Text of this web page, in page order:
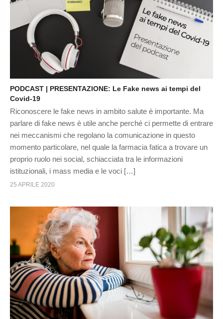
PODCAST | PRESENTAZIONE: Le Fake news ai tempi del
Covid-19
Riconoscere le fake news in ambito salute è importante. Ma
parlare di fake news è utile anche perché ci permette di entrare
nei meccanismi che regolano la comunicazione in questo
momento particolare, nel quale la farmacia fatica a trovare un
proprio ruolo nei social, schiacciata tra le informazioni
istituzionali, i mass media e le voci […]
25 APRILE 2020